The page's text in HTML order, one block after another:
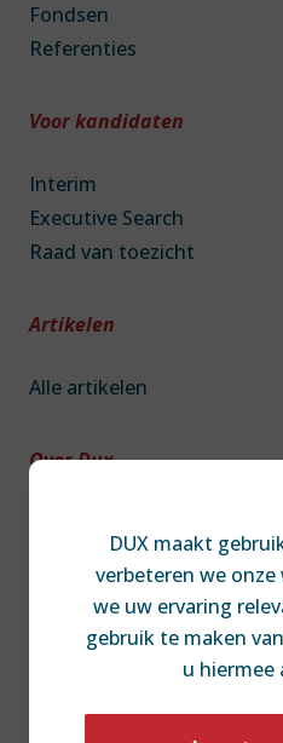
Fondsen
Referenties
Voor kandidaten
Interim
Executive Search
Raad van toezicht
Artikelen
Alle artikelen
Over Dux
Contact
Diversiteit & Inclusie
Disclaimer
DUX maakt
verbeteren we
we uw ervaring
gebruik te maken
u hiermee